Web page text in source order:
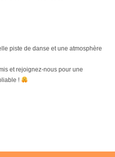
piste de danse et une atmosphère
et rejoignez-nous pour une
!